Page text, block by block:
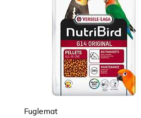
Fuglemat